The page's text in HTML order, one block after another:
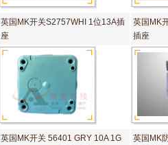
英国MK开关S2757WHI 1位13A插
座
英国MK
插座
英国MK开关 56401 GRY 10A 1G
英国MK